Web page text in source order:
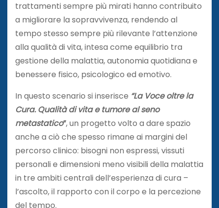
trattamenti sempre più mirati hanno contribuito
a migliorare la sopravvivenza, rendendo al
tempo stesso sempre più rilevante l’attenzione
alla qualità di vita, intesa come equilibrio tra
gestione della malattia, autonomia quotidiana e
benessere fisico, psicologico ed emotivo.
In questo scenario si inserisce “La Voce oltre la
Cura. Qualità di vita e tumore al seno
metastatico”, un progetto volto a dare spazio
anche a ciò che spesso rimane ai margini del
percorso clinico: bisogni non espressi, vissuti
personali e dimensioni meno visibili della malattia
in tre ambiti centrali dell’esperienza di cura –
l’ascolto, il rapporto con il corpo e la percezione
del tempo.